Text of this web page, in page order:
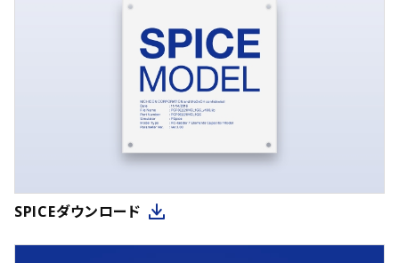
SPICEダウンロード